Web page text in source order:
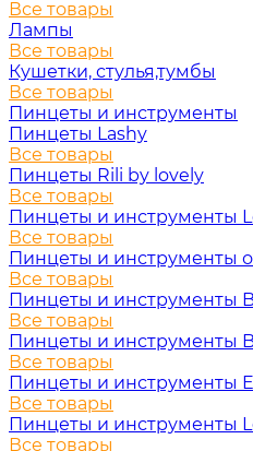
Все товары
Лампы
Все товары
Кушетки, стулья,тумбы
Все товары
Пинцеты и инструменты
Пинцеты Lashy
Все товары
Пинцеты Rili by lovely
Все товары
Пинцеты и инструменты
Все товары
Пинцеты и инструменты
Все товары
Пинцеты и инструменты
Все товары
Пинцеты и инструменты
Все товары
Пинцеты и инструменты
Все товары
Пинцеты и инструменты
Все товары